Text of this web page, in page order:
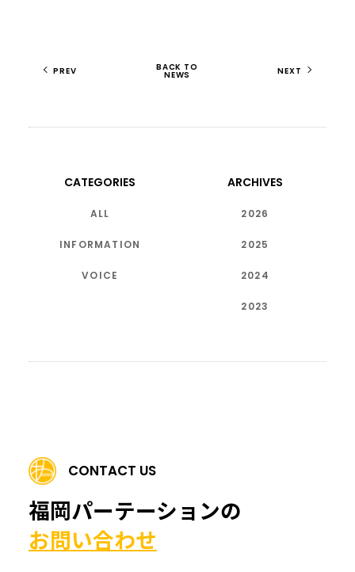
PREV BACK TO
NEWS NEXT
CATEGORIES
ALL
INFORMATION
VOICE
ARCHIVES
2026
2025
2024
2023
CONTACT US
福岡パーテーションの
お問い合わせ